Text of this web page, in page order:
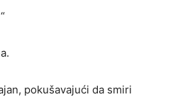
pokušavajući da smiri